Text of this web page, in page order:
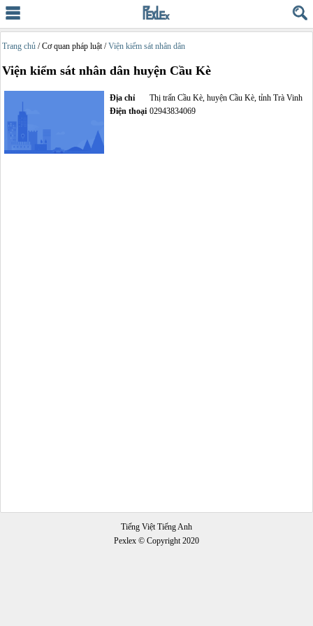
Trang chủ / Cơ quan pháp luật /Viện kiểm sát nhân dân
Viện kiểm sát nhân dân huyện Cầu Kè
Địa chỉ
Thị trấn Cầu Kè, huyện Cầu Kè, tỉnh Trà Vinh
Điện thoại 02943834069
Tiếng Việt Tiếng Anh
Pexlex © Copyright 2020